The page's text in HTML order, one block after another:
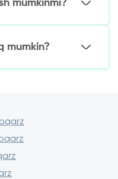
mumkin.
so‘mgacha.
mumkinmi?
uchun komissiya
Shartlarni
mumkin?